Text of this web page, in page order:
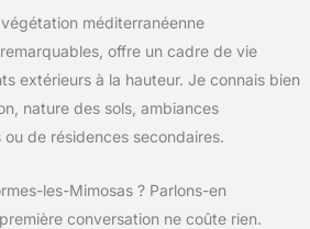
méditerranéenne
offre un cadre de vie
extérieurs à la hauteur. Je connais bien
nature des sols, ambiances
de résidences secondaires.
les-Mimosas ? Parlons-en
conversation ne coûte rien.